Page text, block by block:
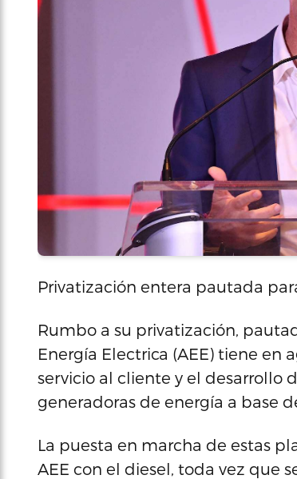
Privatización entera pautada
Rumbo a su privatización,
Energía Electrica (AEE) tiene en
servicio al cliente y el desarrollo
generadoras de energía a base
La puesta en marcha de estas
AEE con el diesel, toda vez que